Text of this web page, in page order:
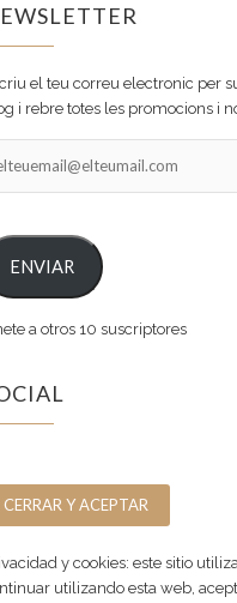
el teu correu electronic per
i rebre totes les promocions i
ENVIAR
a otros 10 suscriptores
y cookies: este sitio
utilizando esta web,